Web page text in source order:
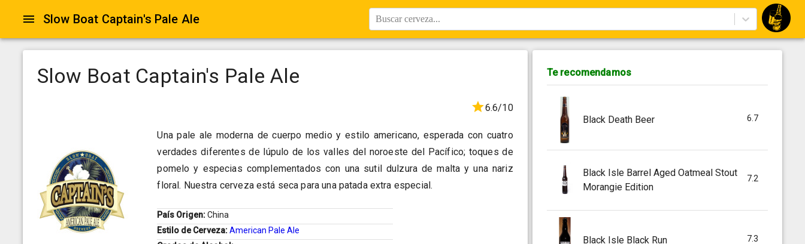
Slow Boat Captain's Pale Ale Buscar cerveza...
Slow Boat Captain's Pale Ale
6.6/10
Una pale ale moderna de cuerpo medio y estilo americano, esperada con cuatro
verdades diferentes de lúpulo de los valles del noroeste del Pacífico; toques de
pomelo y especias complementados con una sutil dulzura de malta y una nariz
floral. Nuestra cerveza está seca para una patada extra especial.
País Origen:China
Estilo de Cerveza:American Pale Ale
Te recomendamos
Black Death Beer 6.7
Black Isle Barrel Aged Oatmeal Stout
Morangie Edition
7.2
Black Isle Black Run 7.3